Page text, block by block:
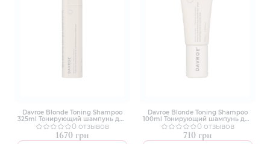
Davroe Blonde Toning Shampoo
325ml Тонирующий шампунь для
светлых волос
0 отзывов
1670 грн
Davroe Blonde Toning Shampoo
100ml Тонирующий шампунь для
светлых волос
0 отзывов
710 грн